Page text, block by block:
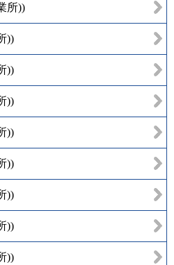
所))
))
))
))
))
))
))
))
))